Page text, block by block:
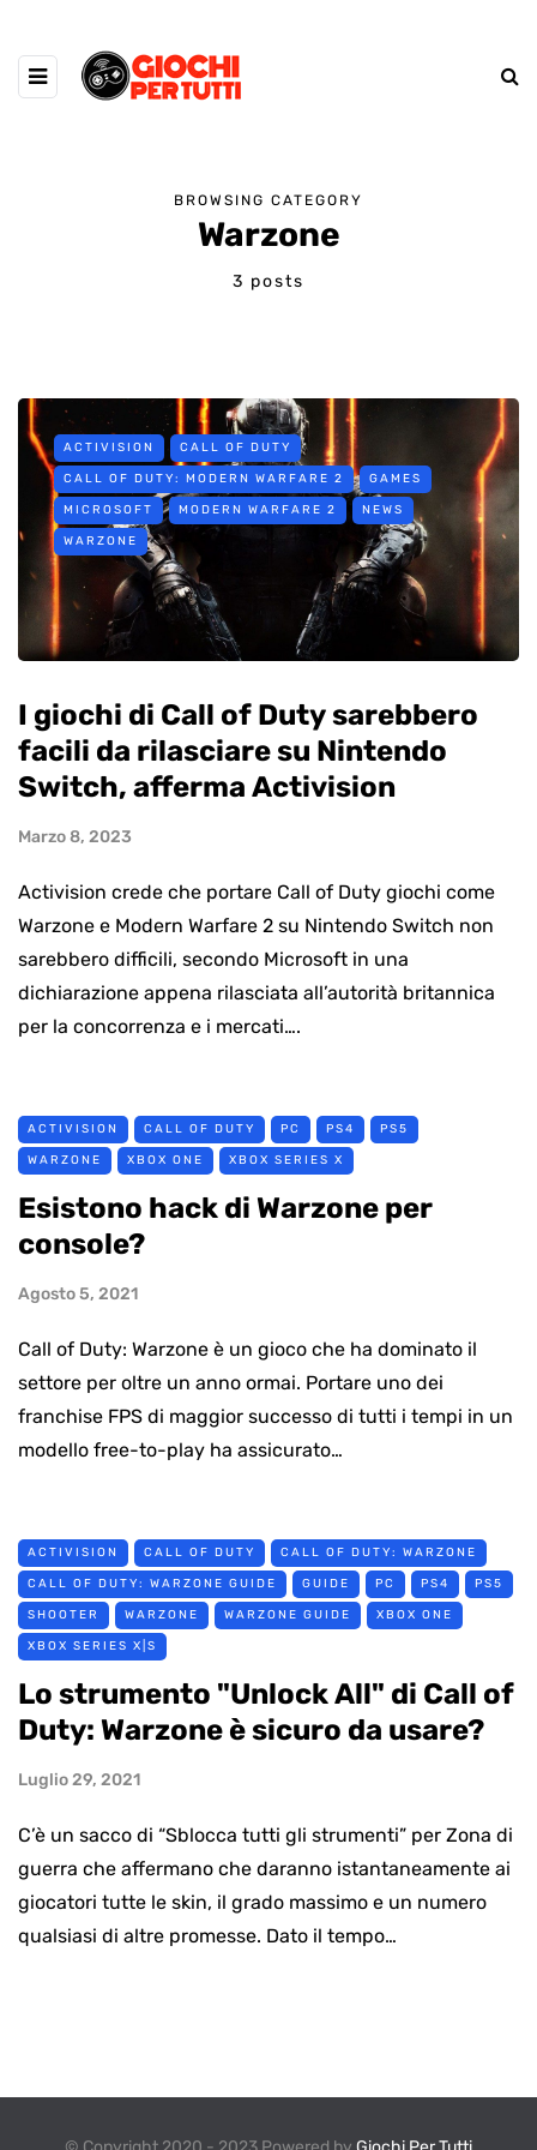
BROWSING CATEGORY
Warzone
3 posts
ACTIVISION CALL OF DUTY
CALL OF DUTY: MODERN WARFARE 2 GAMES
MICROSOFT MODERN WARFARE 2 NEWS
WARZONE
I giochi di Call of Duty sarebbero
facili da rilasciare su Nintendo
Switch, afferma Activision
Marzo 8, 2023
Activision crede che portare Call of Duty giochi come
Warzone e Modern Warfare 2 su Nintendo Switch non
sarebbero difficili, secondo Microsoft in una
dichiarazione appena rilasciata all’autorità britannica
per la concorrenza e i mercati….
ACTIVISION CALL OF DUTY PC PS4 PS5
WARZONE XBOX ONE XBOX SERIES X
Esistono hack di Warzone per
console?
Agosto 5, 2021
Call of Duty: Warzone è un gioco che ha dominato il
settore per oltre un anno ormai. Portare uno dei
franchise FPS di maggior successo di tutti i tempi in un
modello free-to-play ha assicurato…
ACTIVISION CALL OF DUTY CALL OF DUTY: WARZONE
CALL OF DUTY: WARZONE GUIDE GUIDE PC PS4 PS5
SHOOTER WARZONE WARZONE GUIDE XBOX ONE
XBOX SERIES X|S
Lo strumento "Unlock All" di Call of
Duty: Warzone è sicuro da usare?
Luglio 29, 2021
C’è un sacco di “Sblocca tutti gli strumenti” per Zona di
guerra che affermano che daranno istantaneamente ai
giocatori tutte le skin, il grado massimo e un numero
qualsiasi di altre promesse. Dato il tempo…